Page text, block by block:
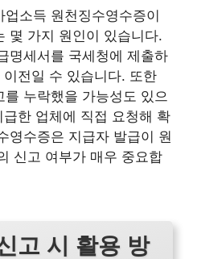
소득 원천징수영수증이
몇 가지 원인이 있습니다.
명세서를 국세청에 제출하
전일 수 있습니다. 또한
누락했을 가능성도 있으
한 업체에 직접 요청해 확
영수증은 지급자 발급이 원
신고 여부가 매우 중요합
고 시 활용 방